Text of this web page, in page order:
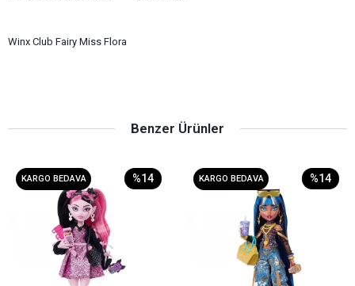
Winx Club Fairy Miss Flora
Benzer Ürünler
KARGO BEDAVA %14 KARGO BEDAVA %14